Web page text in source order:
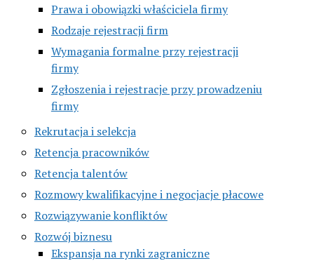
Prawa i obowiązki właściciela firmy
Rodzaje rejestracji firm
Wymagania formalne przy rejestracji
firmy
Zgłoszenia i rejestracje przy prowadzeniu
firmy
Rekrutacja i selekcja
Retencja pracowników
Retencja talentów
Rozmowy kwalifikacyjne i negocjacje płacowe
Rozwiązywanie konfliktów
Rozwój biznesu
Ekspansja na rynki zagraniczne